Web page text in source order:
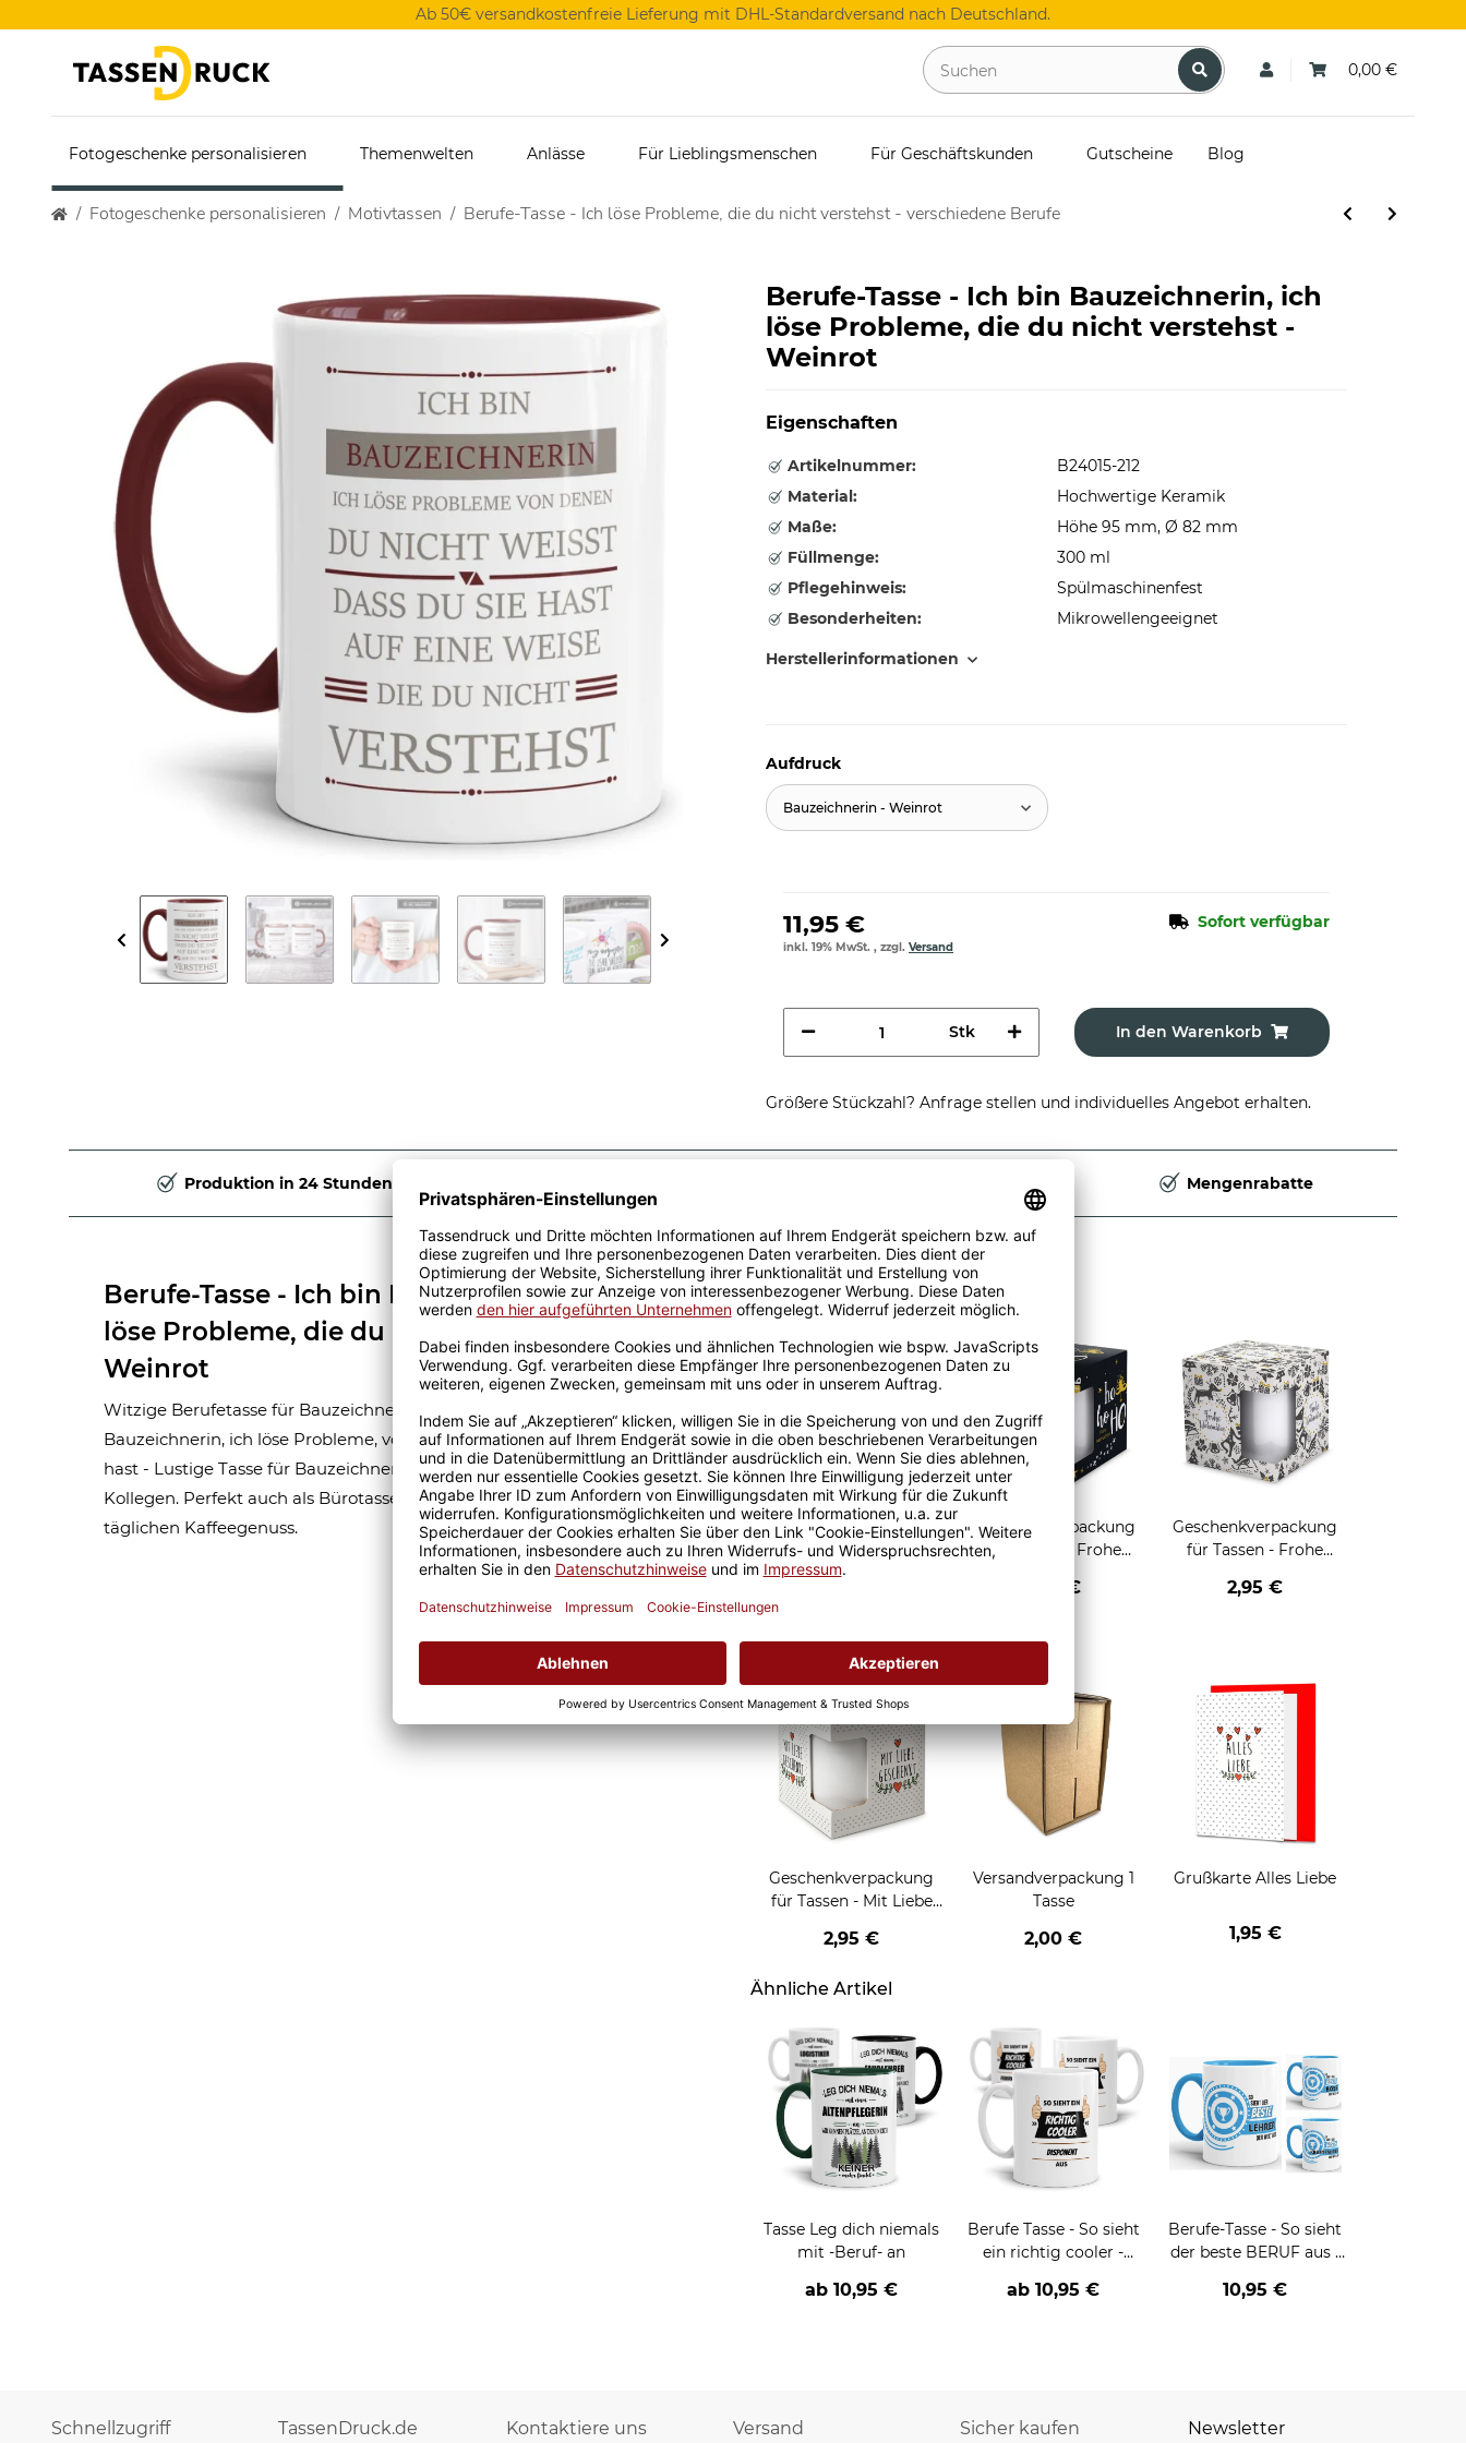
Ab 50€ versandkostenfreie Lieferung mit DHL-Standardversand nach Deutschland.
0,00 €
Fotogeschenke personalisieren Themenwelten Anlässe Für Lieblingsmenschen Für Geschäftskunden Gutscheine Blog
Fotogeschenke personalisieren Motivtassen Berufe-Tasse - Ich löse Probleme, die du nicht verstehst - verschiedene Berufe
Berufe-Tasse - Ich bin Bauzeichnerin, ich
löse Probleme, die du nicht verstehst -
Weinrot
Eigenschaften
Artikelnummer:
B24015-212
Material:
Hochwertige Keramik
Maße:
Höhe 95 mm, Ø 82 mm
Füllmenge:
300 ml
Pflegehinweis:
Spülmaschinenfest
Besonderheiten:
Mikrowellengeeignet
Herstellerinformationen
Aufdruck
Bauzeichnerin - Weinrot
11,95 € Sofort verfügbar
inkl. 19% MwSt. , zzgl. Versand
Stk In den Warenkorb
Größere Stückzahl? Anfrage stellen und individuelles Angebot erhalten.
Produktion in 24 Stunden Mengenrabatte
Berufe-Tasse - Ich bin Bauzeichnerin, ich
löse Probleme, die du nicht verstehst -
Weinrot
Witzige Berufetasse für Bauzeichnerin zum Verschenken - Ich bin
Bauzeichnerin, ich löse Probleme, von denen Du nicht weißt, dass Du sie
hast - Lustige Tasse für Bauzeichnerin. Tolle Geschenkidee für Freunde und
Kollegen. Perfekt auch als Bürotasse oder als Werkstatt-Tasse für den
täglichen Kaffeegenuss.
Passende Verpackungen
Geschenkverpackung
für Tassen - Frohe
Weihnachten - HO HO
Geschenkverpackung
für Tassen - Frohe
HO - schwarz
2,95 €
Geschenkverpackung
für Tassen - Frohe
2,95 €
Grußkarten zum Verschenken
Geschenkverpackung
für Tassen - Mit Liebe
2,95 €
Versandverpackung 1
Tasse
2,00 €
Grußkarte Alles Liebe
1,95 €
Ähnliche Artikel
Tasse Leg dich niemals
mit -Beruf- an
ab10,95 €
Berufe Tasse - So sieht
ein richtig cooler -
ab10,95 €
Berufe-Tasse - So sieht
der beste BERUF aus -
Männer - Hellblau
10,95 €
Schnellzugriff TassenDruck.de Kontaktiere uns Versand Sicher kaufen Newsletter